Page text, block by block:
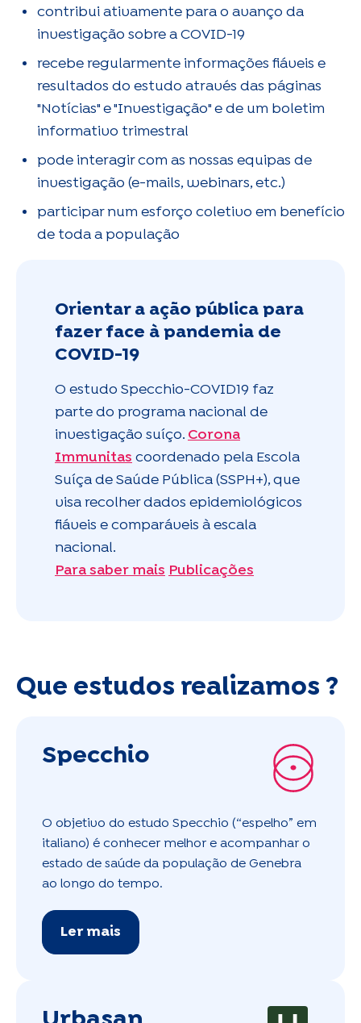
contribui ativamente para o avanço da
investigação sobre a COVID-19
recebe regularmente informações fiáveis e
resultados do estudo através das páginas
"Notícias" e "Investigação" e de um boletim
informativo trimestral
pode interagir com as nossas equipas de
investigação (e-mails, webinars, etc.)
participar num esforço coletivo em benefício
de toda a população
Orientar a ação pública para
fazer face à pandemia de
COVID-19
O estudo Specchio-COVID19 faz
parte do programa nacional de
investigação suíço. Corona
Immunitas coordenado pela Escola
Suíça de Saúde Pública (SSPH+), que
visa recolher dados epidemiológicos
fiáveis e comparáveis à escala
nacional.
Para saber mais Publicações
Que estudos realizamos ?
Specchio
O objetivo do estudo Specchio (“espelho” em
italiano) é conhecer melhor e acompanhar o
estado de saúde da população de Genebra
ao longo do tempo.
Ler mais